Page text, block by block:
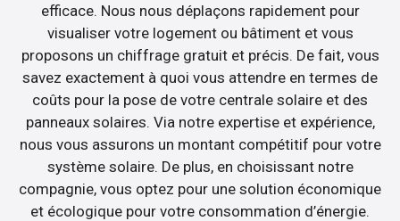
efficace. Nous nous déplaçons rapidement pour
visualiser votre logement ou bâtiment et vous
proposons un chiffrage gratuit et précis. De fait, vous
savez exactement à quoi vous attendre en termes de
coûts pour la pose de votre centrale solaire et des
panneaux solaires. Via notre expertise et expérience,
nous vous assurons un montant compétitif pour votre
système solaire. De plus, en choisissant notre
compagnie, vous optez pour une solution économique
et écologique pour votre consommation d’énergie.